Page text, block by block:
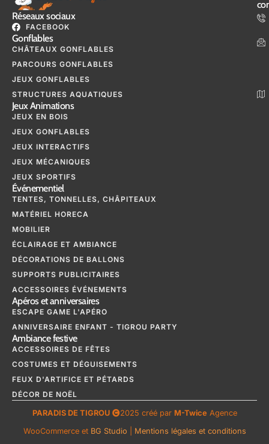
Réseaux sociaux
FACEBOOK
Gonflables
CHÂTEAUX GONFLABLES
PARCOURS GONFLABLES
JEUX GONFLABLES
STRUCTURES AQUATIQUES
Jeux Animations
JEUX EN BOIS
JEUX GONFLABLES
JEUX INTERACTIFS
JEUX MÉCANIQUES
JEUX SPORTIFS
Événementiel
TENTES, TONNELLES, CHÂPITEAUX
MATÉRIEL HORECA
MOBILIER
ÉCLAIRAGE ET AMBIANCE
DÉCORATIONS DE BALLONS
SUPPORTS PUBLICITAIRES
ACCESSOIRES ÉVÉNEMENTS
Apéros et anniversaires
ESCAPE GAME L'APÉRO
ANNIVERSAIRE ENFANT - TIGROU PARTY
Ambiance festive
ACCESSOIRES DE FÊTES
COSTUMES ET DÉGUISEMENTS
FEUX D'ARTIFICE ET PÉTARDS
DÉCOR DE NOËL
PARADIS DE TIGROU 2025 créé par M-Twice Agence
WooCommerce et BG Studio
Mentions légales et conditions